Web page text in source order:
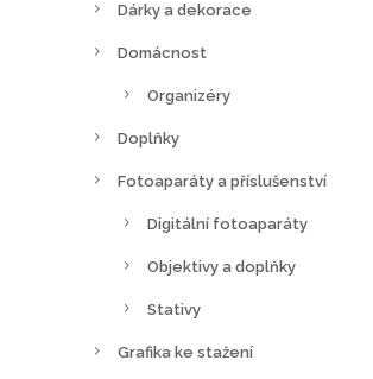
Dárky a dekorace
Domácnost
Organizéry
Doplňky
Fotoaparáty a příslušenství
Digitální fotoaparáty
Objektivy a doplňky
Stativy
Grafika ke stažení